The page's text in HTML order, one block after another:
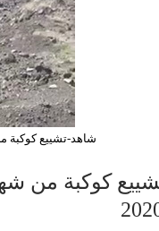
شاهد-تشييع كوكبة من
كوكبة من